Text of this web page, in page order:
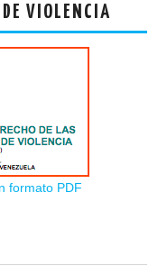
VIOLENCIA
formato PDF